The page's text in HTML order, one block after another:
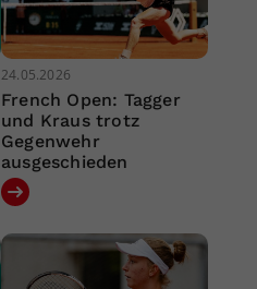
24.05.2026
French Open: Tagger
und Kraus trotz
Gegenwehr
ausgeschieden